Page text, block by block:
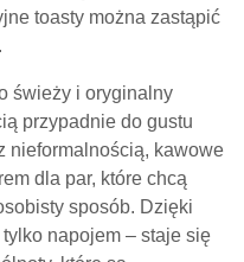
toasty można zastąpić
świeży i oryginalny
przypadnie do gustu
nieformalnością, kawowe
dla par, które chcą
sposób. Dzięki
napojem – staje się